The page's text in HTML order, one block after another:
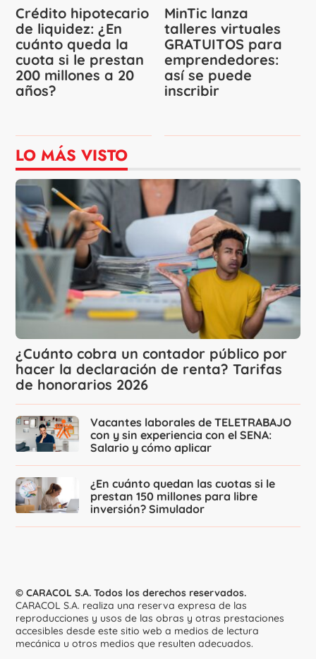
Crédito hipotecario
de liquidez: ¿En
cuánto queda la
cuota si le prestan
200 millones a 20
años?
MinTic lanza
talleres virtuales
GRATUITOS para
emprendedores:
así se puede
inscribir
LO MÁS VISTO
¿Cuánto cobra un contador público por
hacer la declaración de renta? Tarifas
de honorarios 2026
Vacantes laborales de TELETRABAJO
con y sin experiencia con el SENA:
Salario y cómo aplicar
¿En cuánto quedan las cuotas si le
prestan 150 millones para libre
inversión? Simulador
© CARACOL S.A. Todos los derechos reservados.
CARACOL S.A. realiza una reserva expresa de las
reproducciones y usos de las obras y otras prestaciones
accesibles desde este sitio web a medios de lectura
mecánica u otros medios que resulten adecuados.